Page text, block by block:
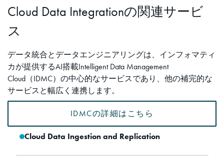
Cloud Data Ingestion and Replication
Cloud Data Integrationの関連サービ
ス
データ統合とデータエンジニアリングは、インフォマティ
カが提供するAI搭載Intelligent Data Management
Cloud（IDMC）の中心的なサービスであり、他の補完的な
サービスと幅広く連携します。
IDMCの詳細はこちら